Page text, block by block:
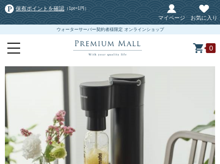
保有ポイントを確認 （1pt=1円）
マイページ お気に入り
ウォーターサーバー契約者様限定 オンラインショップ
0